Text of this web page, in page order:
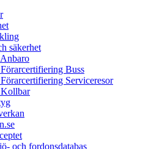
säkerhet
Buss
Serviceresor
och fordonsdatabas